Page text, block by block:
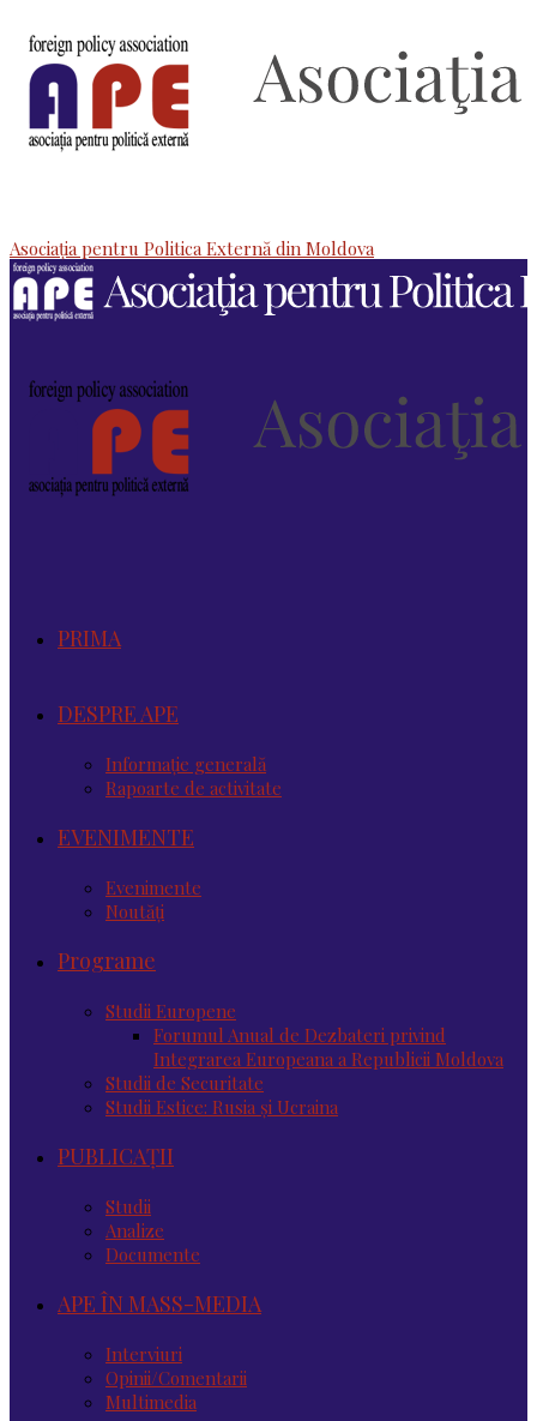
Asociaţia pentru Politica Externă din Moldova
PRIMA
DESPRE APE
Informație generală
Rapoarte de activitate
EVENIMENTE
Evenimente
Noutăţi
Programe
Studii Europene
Forumul Anual de Dezbateri privind
Integrarea Europeana a Republicii Moldova
Studii de Securitate
Studii Estice: Rusia și Ucraina
PUBLICAȚII
Studii
Analize
Documente
APE ÎN MASS-MEDIA
Interviuri
Opinii/Comentarii
Multimedia